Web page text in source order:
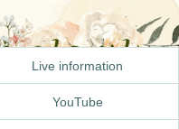
Live information
YouTube